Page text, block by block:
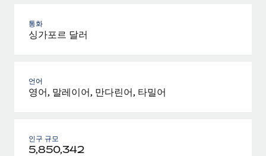
통화
싱가포르 달러
언어
영어, 말레이어, 만다린어, 타밀어
인구 규모
5,850,342